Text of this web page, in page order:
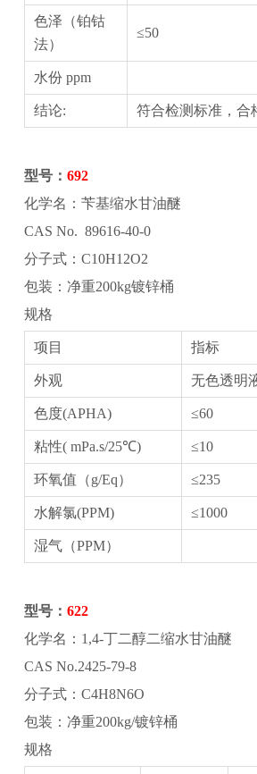
色泽（铂钴
法）
≤50
水份 ppm
结论: 符合检测标准，合
型号： 692
化学名：‌苄基缩水甘油醚
CAS No. 89616-40-0
分子式：C10H12O2
包装：净重200kg镀锌桶
规格
项目 指标
外观 无色透明
色度(APHA) ≤60
粘性( mPa.s/25℃) ≤10
环氧值（g/Eq） ≤235
水解氯(PPM) ≤1000
湿气（PPM）
型号： 622
化学名：‌1,4-丁二醇二缩水甘油醚
CAS No.2425-79-8
分子式：C4H8N6O
包装：净重200kg/镀锌桶
规格